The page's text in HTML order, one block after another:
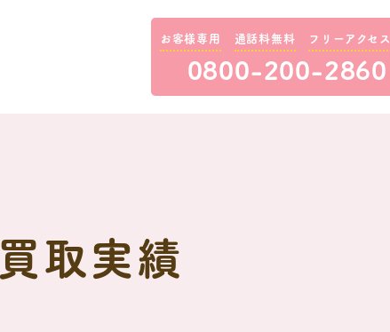
お客様専用 通話料無料 フリーアクセス
0800-200-2860
買取実績